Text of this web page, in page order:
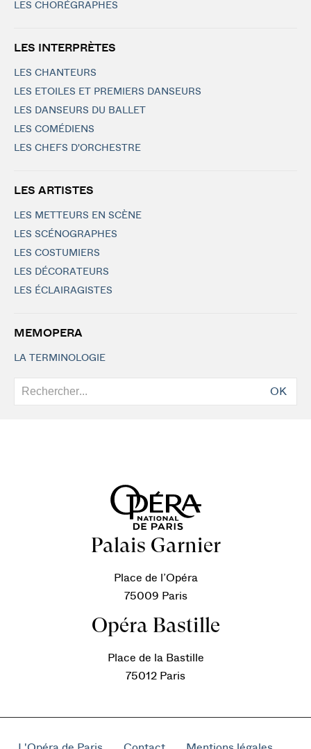
LES CHORÉGRAPHES
LES INTERPRÈTES
LES CHANTEURS
LES ETOILES ET PREMIERS DANSEURS
LES DANSEURS DU BALLET
LES COMÉDIENS
LES CHEFS D'ORCHESTRE
LES ARTISTES
LES METTEURS EN SCÈNE
LES SCÉNOGRAPHES
LES COSTUMIERS
LES DÉCORATEURS
LES ÉCLAIRAGISTES
MEMOPERA
LA TERMINOLOGIE
OK
Palais Garnier
Place de l’Opéra
75009 Paris
Opéra Bastille
Place de la Bastille
75012 Paris